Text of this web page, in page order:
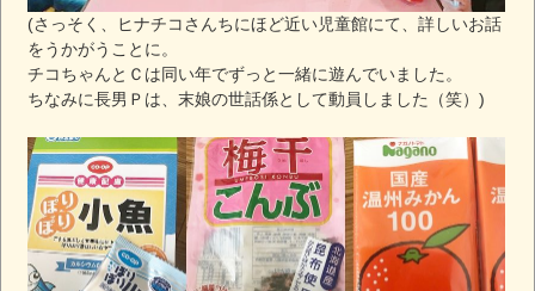
(さっそく、ヒナチコさんちにほど近い児童館にて、詳しいお話
をうかがうことに。
チコちゃんとＣは同い年でずっと一緒に遊んでいました。
ちなみに長男Ｐは、末娘の世話係として動員しました（笑）)